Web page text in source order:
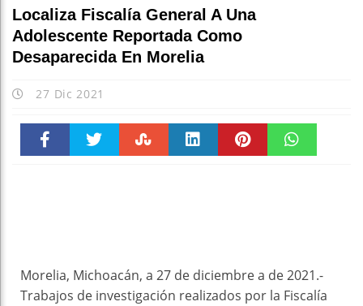
Localiza Fiscalía General A Una
Adolescente Reportada Como
Desaparecida En Morelia
27 Dic 2021
Morelia, Michoacán, a 27 de diciembre a de 2021.-
Trabajos de investigación realizados por la Fiscalía